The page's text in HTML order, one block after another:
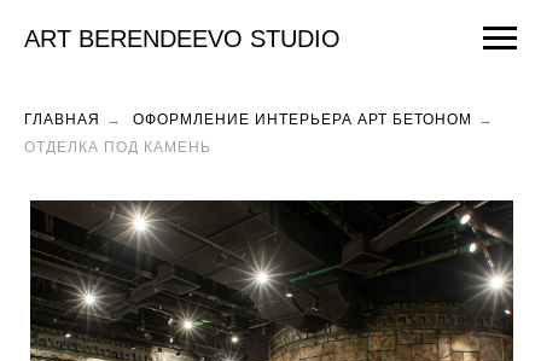
ART BERENDEEVO STUDIO
ГЛАВНАЯ → ОФОРМЛЕНИЕ ИНТЕРЬЕРА АРТ БЕТОНОМ
→
ОТДЕЛКА ПОД КАМЕНЬ